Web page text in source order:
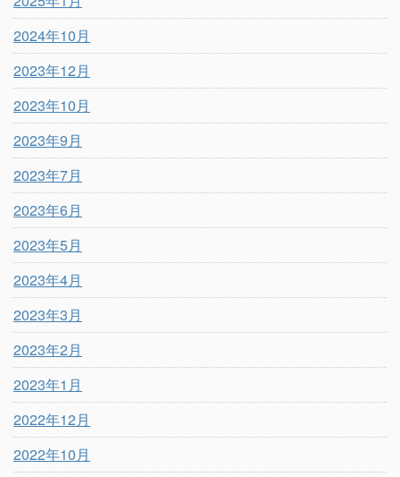
2024年10月
2023年12月
2023年10月
2023年9月
2023年7月
2023年6月
2023年5月
2023年4月
2023年3月
2023年2月
2023年1月
2022年12月
2022年10月